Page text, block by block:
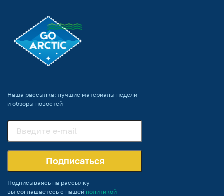
Наша рассылка: лучшие материалы недели
и обзоры новостей
Подписаться
Подписываясь на рассылку
вы соглашаетесь с нашей политикой